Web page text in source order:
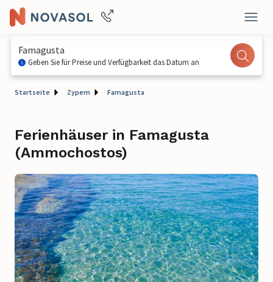
Famagusta
Geben Sie für Preise und Verfügbarkeit das Datum an
Startseite Zypern Famagusta
Ferienhäuser in Famagusta
(Ammochostos)